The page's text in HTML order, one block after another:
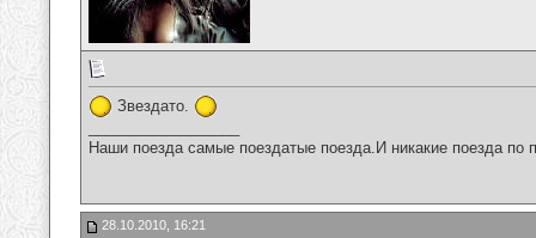
Звездато.
Наши поезда самые поездатые поезда.И никакие поезда по
28.10.2010, 16:21